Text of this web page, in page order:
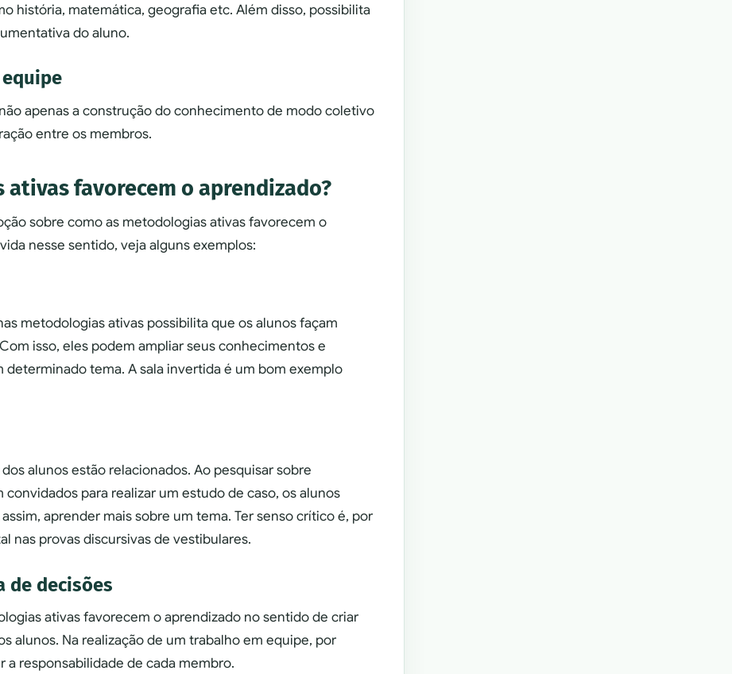
história, matemática, geografia etc. Além disso, possibilita
do aluno.
apenas a construção do conhecimento de modo coletivo
entre os membros.
ativas favorecem o aprendizado?
sobre como as metodologias ativas favorecem o
nesse sentido, veja alguns exemplos:
metodologias ativas possibilita que os alunos façam
isso, eles podem ampliar seus conhecimentos e
determinado tema. A sala invertida é um bom exemplo
alunos estão relacionados. Ao pesquisar sobre
para realizar um estudo de caso, os alunos
aprender mais sobre um tema. Ter senso crítico é, por
nas provas discursivas de vestibulares.
de decisões
ativas favorecem o aprendizado no sentido de criar
alunos. Na realização de um trabalho em equipe, por
responsabilidade de cada membro.